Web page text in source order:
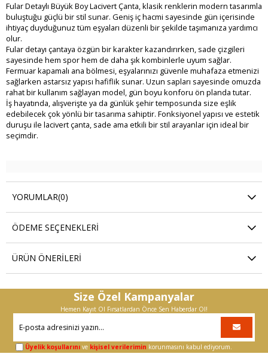
Fular Detaylı Büyük Boy Lacivert Çanta, klasik renklerin modern tasarımla
buluştuğu güçlü bir stil sunar. Geniş iç hacmi sayesinde gün içerisinde
ihtiyaç duyduğunuz tüm eşyaları düzenli bir şekilde taşımanıza yardımcı
olur.
Fular detayı çantaya özgün bir karakter kazandırırken, sade çizgileri
sayesinde hem spor hem de daha şık kombinlerle uyum sağlar.
Fermuar kapamalı ana bölmesi, eşyalarınızı güvenle muhafaza etmenizi
sağlarken astarsız yapısı hafiflik sunar. Uzun sapları sayesinde omuzda
rahat bir kullanım sağlayan model, gün boyu konforu ön planda tutar.
İş hayatında, alışverişte ya da günlük şehir temposunda size eşlik
edebilecek çok yönlü bir tasarıma sahiptir. Fonksiyonel yapısı ve estetik
duruşu ile lacivert çanta, sade ama etkili bir stil arayanlar için ideal bir
seçimdir.
YORUMLAR(0)
ÖDEME SEÇENEKLERI
ÜRÜN ÖNERILERI
Size Özel Kampanyalar
Hemen Kayıt Ol Fırsatlardan Önce Sen Haberdar Ol!
Üyelik koşullarını ve kişisel verilerimin korunmasını kabul ediyorum.